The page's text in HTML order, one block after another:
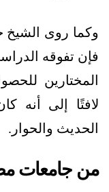
وكما روى الشيخ
فإن تفوقه
المختارين
لافتًا إلى أنه
الحديث والحوار.
من جامعات